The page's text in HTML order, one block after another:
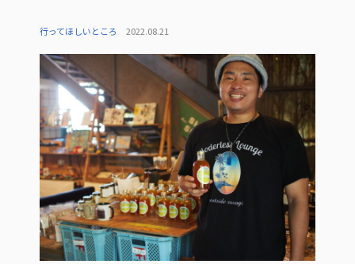
行ってほしいところ 2022.08.21